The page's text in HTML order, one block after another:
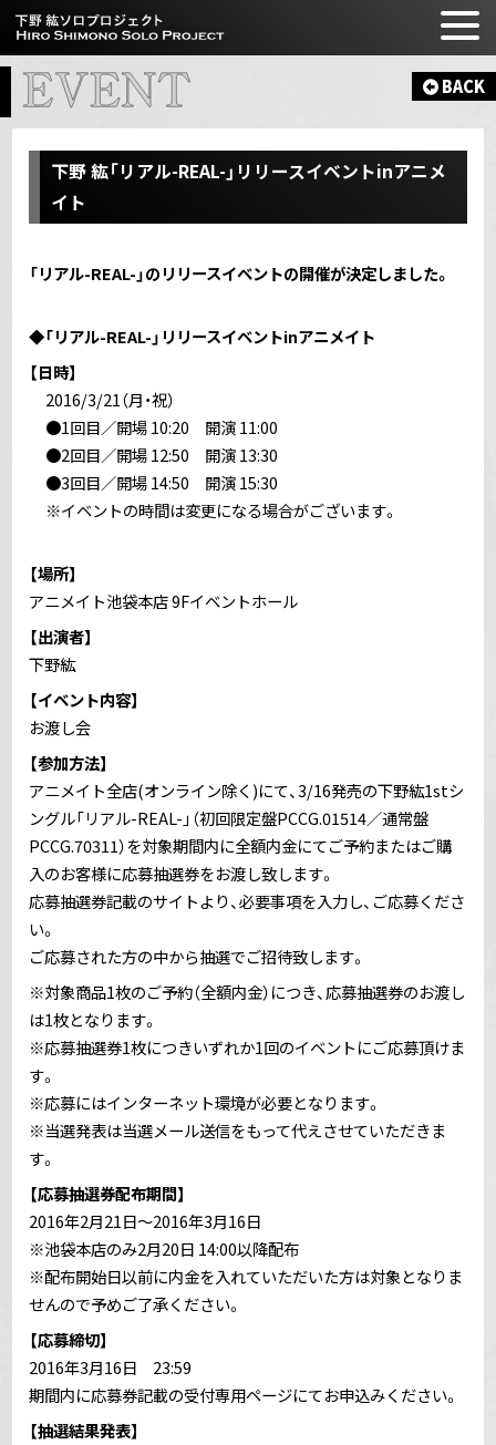
BACK
下野 紘「リアル-REAL-」リリースイベントinアニメ
イト
「リアル-REAL-」のリリースイベントの開催が決定しました。
◆「リアル-REAL-」リリースイベントinアニメイト
【日時】
2016/3/21（月・祝）
●1回目／開場 10:20 開演 11:00
●2回目／開場 12:50 開演 13:30
●3回目／開場 14:50 開演 15:30
※イベントの時間は変更になる場合がございます。
【場所】
アニメイト池袋本店 9Fイベントホール
【出演者】
下野紘
【イベント内容】
お渡し会
【参加方法】
アニメイト全店(オンライン除く)にて、3/16発売の下野紘1stシ
ングル「リアル-REAL-」（初回限定盤PCCG.01514／通常盤
PCCG.70311）を対象期間内に全額内金にてご予約またはご購
入のお客様に応募抽選券をお渡し致します。
応募抽選券記載のサイトより、必要事項を入力し、ご応募くださ
い。
ご応募された方の中から抽選でご招待致します。
※対象商品1枚のご予約（全額内金）につき、応募抽選券のお渡し
は1枚となります。
※応募抽選券1枚につきいずれか1回のイベントにご応募頂けま
す。
※応募にはインターネット環境が必要となります。
※当選発表は当選メール送信をもって代えさせていただきま
す。
【応募抽選券配布期間】
2016年2月21日～2016年3月16日
※池袋本店のみ2月20日 14:00以降配布
※配布開始日以前に内金を入れていただいた方は対象となりま
せんので予めご了承ください。
【応募締切】
2016年3月16日 23:59
期間内に応募券記載の受付専用ページにてお申込みください。
【抽選結果発表】